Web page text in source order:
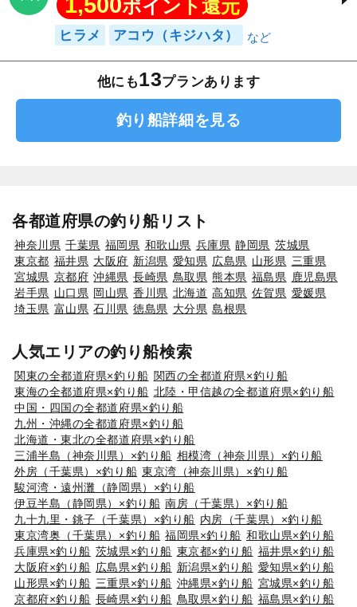
ポイント還元
ヒラメ アコウ（キジハタ）
他にも13プランあります
釣り船詳細を見る
各都道府県の釣り船リスト
神奈川県 千葉県 福岡県 和歌山県 兵庫県 静岡県 茨城県
東京都 福井県 大阪府 新潟県 愛知県 広島県 山形県 三重県
宮城県 京都府 沖縄県 長崎県 鳥取県 熊本県 福島県 鹿児島県
岩手県 山口県 岡山県 香川県 北海道 高知県 佐賀県 愛媛県
埼玉県 富山県 石川県 徳島県 大分県 島根県
人気エリアの釣り船検索
関東の全都道府県×釣り船 関西の全都道府県×釣り船
東海の全都道府県×釣り船 北陸・甲信越の全都道府県×釣り船
中国・四国の全都道府県×釣り船
九州・沖縄の全都道府県×釣り船
北海道・東北の全都道府県×釣り船
三浦半島（神奈川県）×釣り船 相模湾（神奈川県）×釣り船
外房（千葉県）×釣り船 東京湾（神奈川県）×釣り船
駿河湾・遠州灘（静岡県）×釣り船
伊豆半島（静岡県）×釣り船 南房（千葉県）×釣り船
九十九里・銚子（千葉県）×釣り船 内房（千葉県）×釣り船
東京湾奥（千葉県）×釣り船 福岡県×釣り船 和歌山県×釣り船
兵庫県×釣り船 茨城県×釣り船 東京都×釣り船 福井県×釣り船
大阪府×釣り船 広島県×釣り船 新潟県×釣り船 愛知県×釣り船
山形県×釣り船 三重県×釣り船 沖縄県×釣り船 宮城県×釣り船
京都府×釣り船 長崎県×釣り船 鳥取県×釣り船 福島県×釣り船